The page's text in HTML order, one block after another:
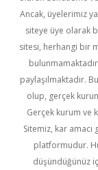
Ancak, üyelerimiz
siteye üye olarak
sitesi, herhangi bir
paylaşılmaktadır.
olup, gerçek
Gerçek kurum ve
Sitemiz, kar
platformudur.
düşündüğünüz